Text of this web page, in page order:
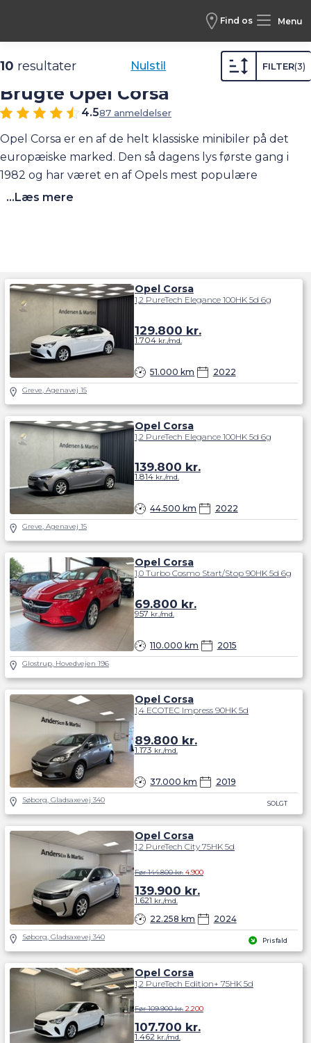
Find os Menu
Biler /Brugte biler /Opel /
Brugte Opel Corsa
4.587 anmeldelser
Opel Corsa er en af de helt klassiske minibiler på det
europæiske marked. Den så dagens lys første gang i
1982 og har været en af Opels mest populære
modeller lige siden. Den seneste version (Corsa F) blev
elbil, Corsa-e. Klik herog læs mere om den seneste
udgave af Opel Corsa.
Se også videotest af Opel Corsa
...Læs mere
10 resultater Nulstil FILTER 3
Opel Corsa
1,2 PureTech Elegance 100HK 5d 6g
51.000 km 2022
129.800 kr.
1.704kr./md.
Greve, Agenavej 15
Opel Corsa
1,2 PureTech Elegance 100HK 5d 6g
44.500 km 2022
139.800 kr.
1.814kr./md.
Greve, Agenavej 15
Opel Corsa
1,0 Turbo Cosmo Start/Stop 90HK 5d 6g
110.000 km 2015
69.800 kr.
957 kr./md.
Glostrup, Hovedvejen 196
SOLGT
Opel Corsa
1,4 ECOTEC Impress 90HK 5d
37.000 km 2019
89.800 kr.
1.173 kr./md.
Søborg, Gladsaxevej 340
Prisfald
Opel Corsa
1,2 PureTech City 75HK 5d
22.258 km 2024
Før 144.800 kr. 4.900
139.900 kr.
1.621 kr./md.
Søborg, Gladsaxevej 340
Opel Corsa
1,2 PureTech Edition+ 75HK 5d
Før 109.900 kr. 2.200
107.700 kr.
1.462kr./md.